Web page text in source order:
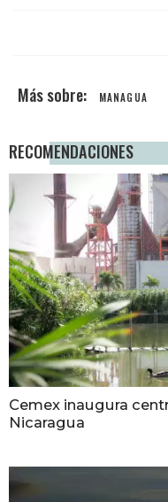
MANAGUA
RECOMENDACIONES
Cemex inaugura
Nicaragua